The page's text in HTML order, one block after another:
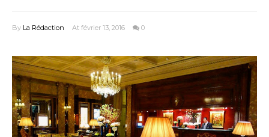
By La Rédaction At février 13, 2016 0